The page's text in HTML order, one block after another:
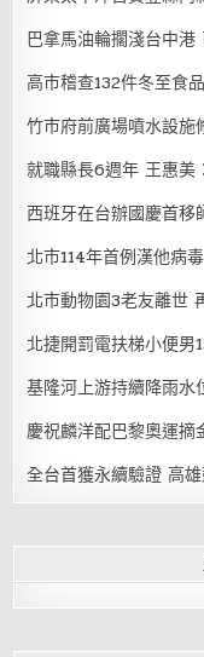
巴拿馬油輪擱淺台中港
高市稽查132件冬至食
竹市府前廣場噴水設
就職縣長6週年 王惠美
西班牙在台辦國慶首移
北市114年首例漢他病
北市動物園3老友離世
北捷開罰電扶梯小便
基隆河上游持續降雨水
慶祝麟洋配巴黎奧運摘
全台首獲永續驗證 高